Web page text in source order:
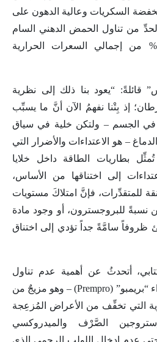
السكريات وعالية الدهون على
من تناول الحمض الدهني السام
أوميغا-6 إلى أقل من 5% من إجمالي السعرات الحرارية
قائلةً: “يعود بنا ذلك إلى نظرية
إذ بِتْنا نفهمُ الآن أنَّ ما يسبِّب
الجسم – ولتكن خلية في سياق
– هو الاعتداءات والأضرار التي
بطاريات الطاقة داخل خلايا
إلى اختناقها من الأساس،
للمتقدِّرات، فإنَّ امتلاكَ مستويات
نسبةً للبروجسترون، أو وجود مادة
ظروفاً سامَّةً جداً تؤدي إلى اختناق
أتحدثُ عن أهمية عدم تناول
الأدوية المانعة للحمل أو دواء “بريمبو” (Prempro) – وهو مزيجٌ من
التي تخفِّف من الأعراض المُزعِجة
الصَّرْف والميدروكسي
عدم إدخال اللولب الرحمي الذي